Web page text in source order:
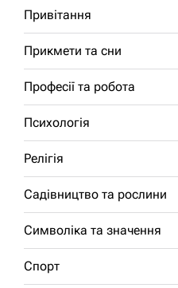
Привітання
Прикмети та сни
Професії та робота
Психологія
Релігія
Садівництво та рослини
Символіка та значення
Спорт